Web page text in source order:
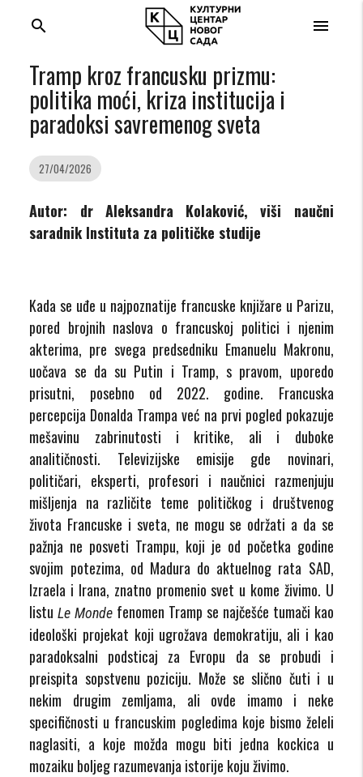
menu
search
Tramp kroz francusku prizmu:
politika moći, kriza institucija i
paradoksi savremenog sveta
27/04/2026
Autor: dr Aleksandra Kolaković, viši naučni
saradnik Instituta za političke studije
Kada se uđe u najpoznatije francuske knjižare u Parizu,
pored brojnih naslova o francuskoj politici i njenim
akterima, pre svega predsedniku Emanuelu Makronu,
uočava se da su Putin i Tramp, s pravom, uporedo
prisutni, posebno od 2022. godine. Francuska
percepcija Donalda Trampa već na prvi pogled pokazuje
mešavinu zabrinutosti i kritike, ali i duboke
analitičnosti. Televizijske emisije gde novinari,
političari, eksperti, profesori i naučnici razmenjuju
mišljenja na različite teme političkog i društvenog
života Francuske i sveta, ne mogu se održati a da se
pažnja ne posveti Trampu, koji je od početka godine
svojim potezima, od Madura do aktuelnog rata SAD,
Izraela i Irana, znatno promenio svet u kome živimo. U
listuLe Monde fenomen Tramp se najčešće tumači kao
ideološki projekat koji ugrožava demokratiju, ali i kao
paradoksalni podsticaj za Evropu da se probudi i
preispita sopstvenu poziciju. Može se slično čuti i u
nekim drugim zemljama, ali ovde imamo i neke
specifičnosti u francuskim pogledima koje bismo želeli
naglasiti, a koje možda mogu biti jedna kockica u
mozaiku boljeg razumevanja istorije koju živimo.